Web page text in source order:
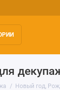
Новый год,